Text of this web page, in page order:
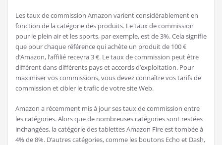
Les taux de commission Amazon varient considérablement en
fonction de la catégorie des produits. Le taux de commission
pour le plein air et les sports, par exemple, est de 3%. Cela signifie
que pour chaque référence qui achète un produit de 100 €
d’Amazon, l’affilié recevra 3 €. Le taux de commission peut être
différent dans différents pays et accords d’exploitation. Pour
maximiser vos commissions, vous devez connaître vos tarifs de
commission et cibler le trafic de votre site Web.
Amazon a récemment mis à jour ses taux de commission entre
les catégories. Alors que de nombreuses catégories sont restées
inchangées, la catégorie des tablettes Amazon Fire est tombée à
4% de 8%. D’autres catégories, comme les boutons Echo et Dash,